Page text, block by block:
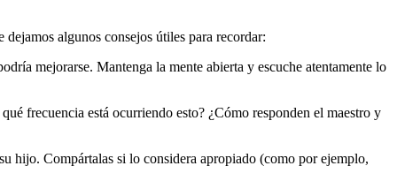
algunos consejos útiles para recordar:
mejorarse. Mantenga la mente abierta y escuche atentamente lo
frecuencia está ocurriendo esto? ¿Cómo responden el maestro y
hijo. Compártalas si lo considera apropiado (como por ejemplo,